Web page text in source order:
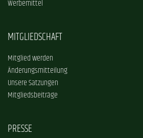
Werbemittel
MITGLIEDSCHAFT
Mitglied werden
Änderungsmitteilung
Unsere Satzungen
Mitgliedsbeiträge
PRESSE